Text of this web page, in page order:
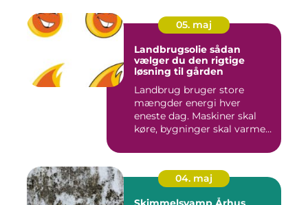
05. maj
Landbrugsolie sådan
vælger du den rigtige
løsning til gården
Landbrug bruger store
mængder energi hver
eneste dag. Maskiner skal
køre, bygninger skal varmes
04. maj